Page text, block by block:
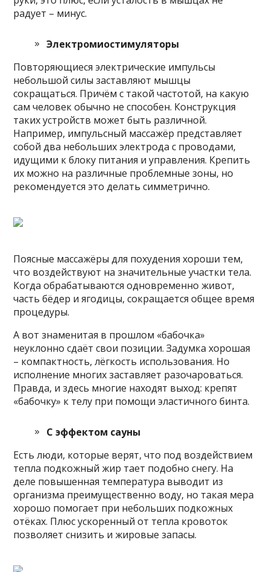
радует – минус.
Электромиостимуляторы
Повторяющиеся электрические импульсы
небольшой силы заставляют мышцы
сокращаться. Причём с такой частотой, на какую
сам человек обычно не способен. Конструкция
таких устройств может быть различной.
Например, импульсный массажёр представляет
собой два небольших электрода с проводами,
идущими к блоку питания и управления. Крепить
их можно на различные проблемные зоны, но
рекомендуется это делать симметрично.
Поясные массажёры для похудения хороши тем,
что воздействуют на значительные участки тела.
Когда обрабатываются одновременно живот,
часть бёдер и ягодицы, сокращается общее время
процедуры.
А вот знаменитая в прошлом «бабочка»
неуклонно сдаёт свои позиции. Задумка хорошая
– компактность, лёгкость использования. Но
исполнение многих заставляет разочароваться.
Правда, и здесь многие находят выход: крепят
«бабочку» к телу при помощи эластичного бинта.
С эффектом сауны
Есть люди, которые верят, что под воздействием
тепла подкожный жир тает подобно снегу. На
деле повышенная температура выводит из
организма преимущественно воду, но такая мера
хорошо помогает при небольших подкожных
отёках. Плюс ускоренный от тепла кровоток
позволяет снизить и жировые запасы.